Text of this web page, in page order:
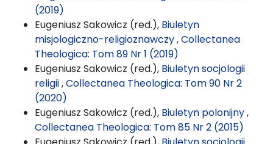
(2019)
Eugeniusz Sakowicz (red.), Biuletyn
misjologiczno-religioznawczy,Collectanea
Theologica: Tom 89 Nr 1 (2019)
Eugeniusz Sakowicz (red.), Biuletyn socjologii
religii,Collectanea Theologica: Tom 90 Nr 2
(2020)
Eugeniusz Sakowicz (red.), Biuletyn polonijny,
Collectanea Theologica: Tom 85 Nr 2 (2015)